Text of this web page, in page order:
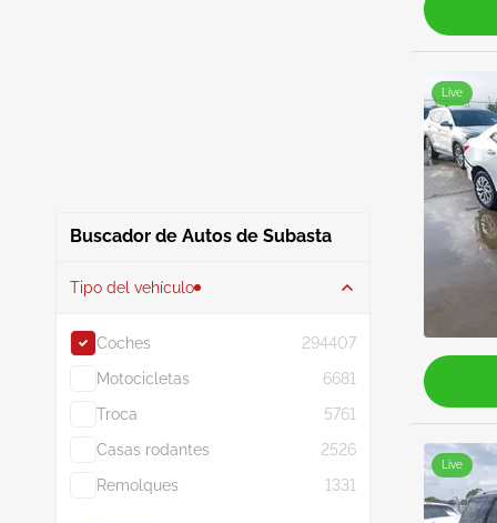
Buscador de Autos de Subasta
Tipo del vehículo
Coches
294407
Motocicletas
6681
Troca
5761
Casas rodantes
2526
Remolques
1331
Live
Live